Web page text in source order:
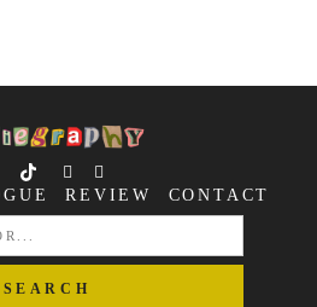
REVIEW CONTACT
SEARCH